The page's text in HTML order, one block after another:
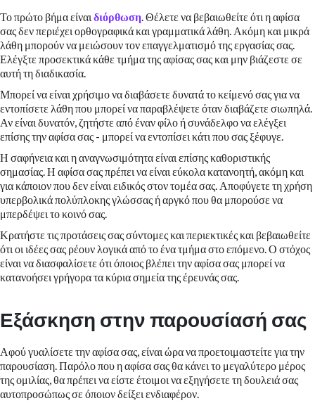
Το πρώτο βήμα είναι διόρθωση . Θέλετε να βεβαιωθείτε ότι η αφίσα
σας δεν περιέχει ορθογραφικά και γραμματικά λάθη. Ακόμη και μικρά
λάθη μπορούν να μειώσουν τον επαγγελματισμό της εργασίας σας.
Ελέγξτε προσεκτικά κάθε τμήμα της αφίσας σας και μην βιάζεστε σε
αυτή τη διαδικασία.
Μπορεί να είναι χρήσιμο να διαβάσετε δυνατά το κείμενό σας για να
εντοπίσετε λάθη που μπορεί να παραβλέψετε όταν διαβάζετε σιωπηλά.
Αν είναι δυνατόν, ζητήστε από έναν φίλο ή συνάδελφο να ελέγξει
επίσης την αφίσα σας - μπορεί να εντοπίσει κάτι που σας ξέφυγε.
Η σαφήνεια και η αναγνωσιμότητα είναι επίσης καθοριστικής
σημασίας. Η αφίσα σας πρέπει να είναι εύκολα κατανοητή, ακόμη και
για κάποιον που δεν είναι ειδικός στον τομέα σας. Αποφύγετε τη χρήση
υπερβολικά πολύπλοκης γλώσσας ή αργκό που θα μπορούσε να
μπερδέψει το κοινό σας.
Κρατήστε τις προτάσεις σας σύντομες και περιεκτικές και βεβαιωθείτε
ότι οι ιδέες σας ρέουν λογικά από το ένα τμήμα στο επόμενο. Ο στόχος
είναι να διασφαλίσετε ότι όποιος βλέπει την αφίσα σας μπορεί να
κατανοήσει γρήγορα τα κύρια σημεία της έρευνάς σας.
Εξάσκηση στην παρουσίασή σας
Αφού γυαλίσετε την αφίσα σας, είναι ώρα να προετοιμαστείτε για την
παρουσίαση. Παρόλο που η αφίσα σας θα κάνει το μεγαλύτερο μέρος
της ομιλίας, θα πρέπει να είστε έτοιμοι να εξηγήσετε τη δουλειά σας
αυτοπροσώπως σε όποιον δείξει ενδιαφέρον.